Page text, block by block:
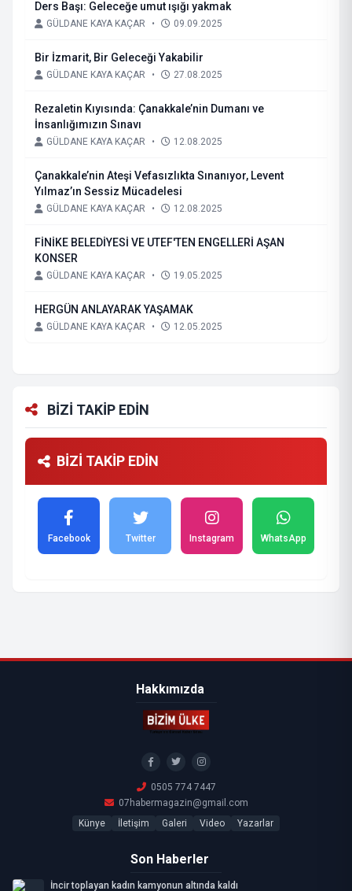
Ders Başı: Geleceğe umut ışığı yakmak
GÜLDANE KAYA KAÇAR • 09.09.2025
Bir İzmarit, Bir Geleceği Yakabilir
GÜLDANE KAYA KAÇAR • 27.08.2025
Rezaletin Kıyısında: Çanakkale’nin Dumanı ve
İnsanlığımızın Sınavı
GÜLDANE KAYA KAÇAR • 12.08.2025
Çanakkale’nin Ateşi Vefasızlıkta Sınanıyor, Levent
Yılmaz’ın Sessiz Mücadelesi
GÜLDANE KAYA KAÇAR • 12.08.2025
FİNİKE BELEDİYESİ VE UTEF'TEN ENGELLERİ AŞAN
KONSER
GÜLDANE KAYA KAÇAR • 19.05.2025
HERGÜN ANLAYARAK YAŞAMAK
GÜLDANE KAYA KAÇAR • 12.05.2025
BİZİ TAKİP EDİN
BİZİ TAKİP EDİN
Facebook Twitter Instagram WhatsApp
Hakkımızda
0505 774 7447
07habermagazin@gmail.com
Künye
İletişim Galeri Video Yazarlar
Son Haberler
İncir toplayan kadın kamyonun altında kaldı